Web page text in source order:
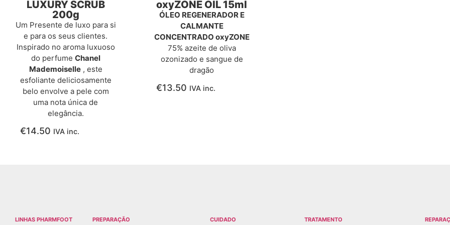
LUXURY SCRUB
200g
Um Presente de luxo para si
e para os seus clientes.
Inspirado no aroma luxuoso
do perfume Chanel
Mademoiselle, este
esfoliante deliciosamente
belo envolve a pele com
uma nota única de
elegância.
€14.50 IVA inc.
oxyZONE OIL 15ml
ÓLEO REGENERADOR E
CALMANTE
CONCENTRADO oxyZONE
75% azeite de oliva
ozonizado e sangue de
dragão
€13.50 IVA inc.
LINHAS PHARMFOOT PREPARAÇÃO CUIDADO TRATAMENTO